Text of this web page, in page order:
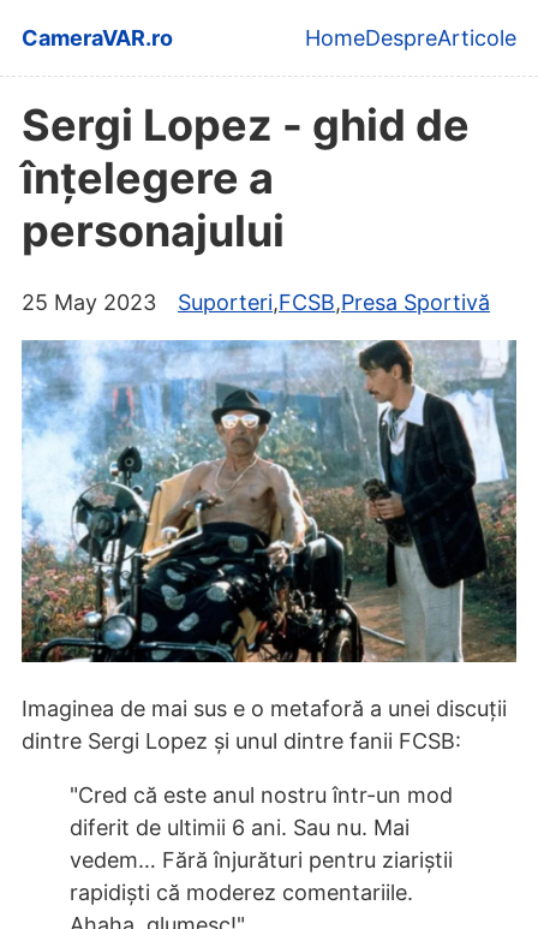
Skip to main content
CameraVAR.ro
Top level
HomeDespreArticole
Sergi Lopez - ghid de
înțelegere a
personajului
25 May 2023 Suporteri,FCSB,Presa Sportivă
Imaginea de mai sus e o metaforă a unei discuții
dintre Sergi Lopez și unul dintre fanii FCSB:
"Cred că este anul nostru într-un mod
diferit de ultimii 6 ani. Sau nu. Mai
vedem… Fără înjurături pentru ziariștii
rapidiști că moderez comentariile.